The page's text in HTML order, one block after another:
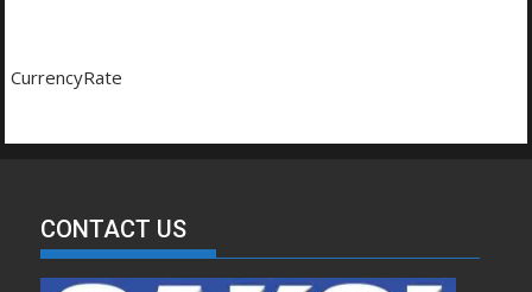
CurrencyRate
CONTACT US